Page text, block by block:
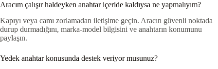
Aracım çalışır haldeyken anahtar içeride kaldıysa ne yapmalıyım?
Kapıyı veya camı zorlamadan iletişime geçin. Aracın güvenli noktada
durup durmadığını, marka-model bilgisini ve anahtarın konumunu
paylaşın.
Yedek anahtar konusunda destek veriyor musunuz?